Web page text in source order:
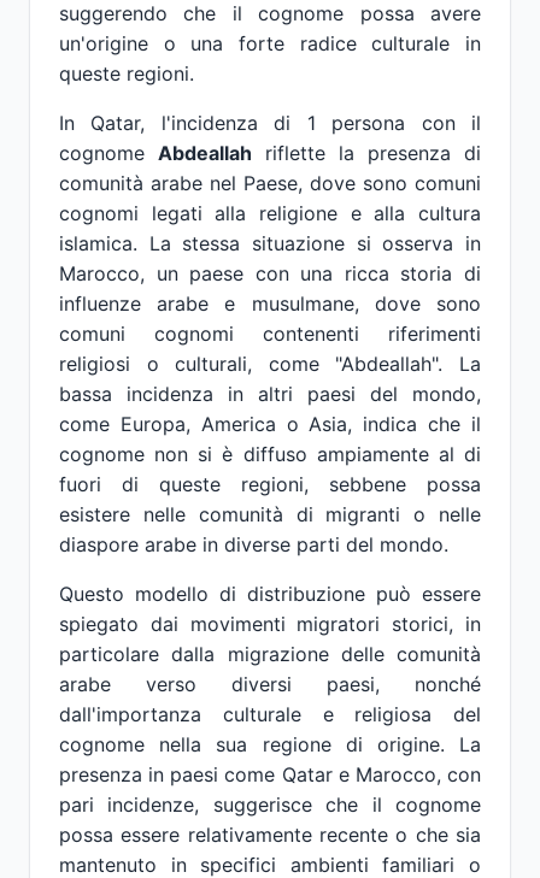
suggerendo che il cognome possa avere
un'origine o una forte radice culturale in
queste regioni.
In Qatar, l'incidenza di 1 persona con il
cognome Abdeallah riflette la presenza di
comunità arabe nel Paese, dove sono comuni
cognomi legati alla religione e alla cultura
islamica. La stessa situazione si osserva in
Marocco, un paese con una ricca storia di
influenze arabe e musulmane, dove sono
comuni cognomi contenenti riferimenti
religiosi o culturali, come "Abdeallah". La
bassa incidenza in altri paesi del mondo,
come Europa, America o Asia, indica che il
cognome non si è diffuso ampiamente al di
fuori di queste regioni, sebbene possa
esistere nelle comunità di migranti o nelle
diaspore arabe in diverse parti del mondo.
Questo modello di distribuzione può essere
spiegato dai movimenti migratori storici, in
particolare dalla migrazione delle comunità
arabe verso diversi paesi, nonché
dall'importanza culturale e religiosa del
cognome nella sua regione di origine. La
presenza in paesi come Qatar e Marocco, con
pari incidenze, suggerisce che il cognome
possa essere relativamente recente o che sia
mantenuto in specifici ambienti familiari o